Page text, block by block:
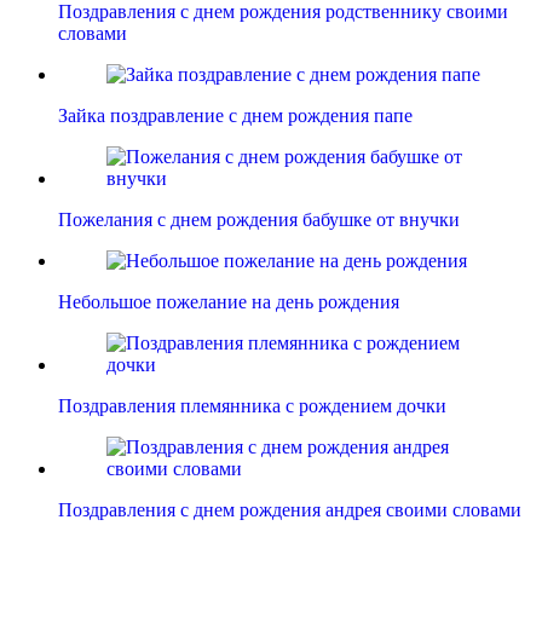
Поздравления с днем рождения родственнику своими
словами
Зайка поздравление с днем рождения папе
Пожелания с днем рождения бабушке от внучки
Небольшое пожелание на день рождения
Поздравления племянника с рождением дочки
Поздравления с днем рождения андрея своими словами